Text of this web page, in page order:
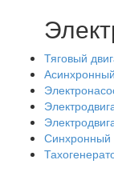
Тяговый
Синхронный